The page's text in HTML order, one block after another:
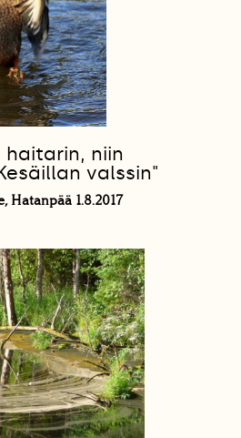
haitarin, niin
valssin"
Hatanpää 1.8.2017